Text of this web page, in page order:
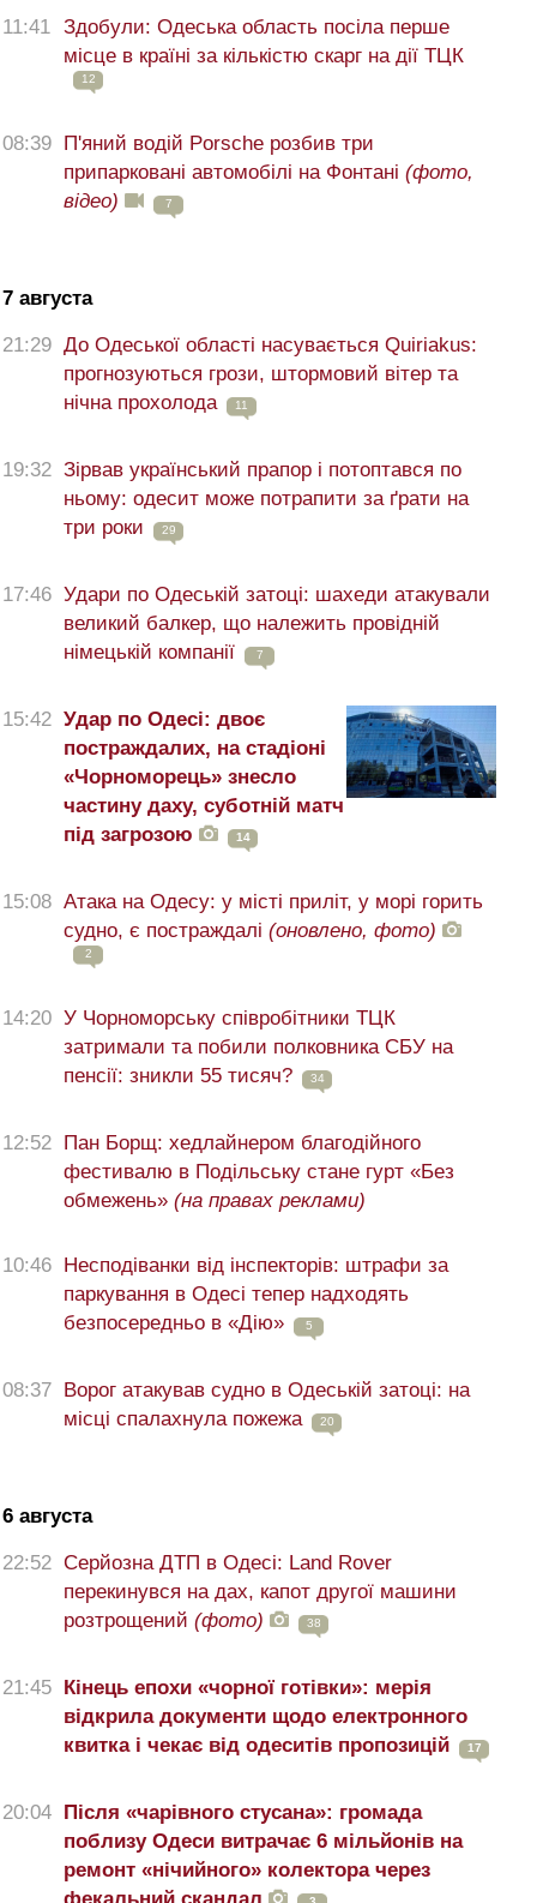
11:41
Здобули: Одеська область посіла перше
місце в країні за кількістю скарг на дії ТЦК
12
08:39 П'яний водій Porsche розбив три
припарковані автомобілі на Фонтані (фото,
відео)
7
7 августа
21:29 До Одеської області насувається Quiriakus:
прогнозуються грози, штормовий вітер та
нічна прохолода
11
19:32 Зірвав український прапор і потоптався по
ньому: одесит може потрапити за ґрати на
три роки
29
17:46 Удари по Одеській затоці: шахеди атакували
великий балкер, що належить провідній
німецькій компанії
7
15:42 Удар по Одесі: двоє
постраждалих, на стадіоні
«Чорноморець» знесло
частину даху, суботній матч
під загрозою
14
15:08 Атака на Одесу: у місті приліт, у морі горить
судно, є постраждалі (оновлено, фото)
2
14:20 У Чорноморську співробітники ТЦК
затримали та побили полковника СБУ на
пенсії: зникли 55 тисяч?
34
12:52 Пан Борщ: хедлайнером благодійного
фестивалю в Подільську стане гурт «Без
обмежень» (на правах реклами)
10:46 Несподіванки від інспекторів: штрафи за
паркування в Одесі тепер надходять
безпосередньо в «Дію»
5
08:37 Ворог атакував судно в Одеській затоці: на
місці спалахнула пожежа
20
6 августа
22:52 Серйозна ДТП в Одесі: Land Rover
перекинувся на дах, капот другої машини
розтрощений (фото) 38
21:45 Кінець епохи «чорної готівки»: мерія
відкрила документи щодо електронного
квитка і чекає від одеситів пропозицій
17
20:04 Після «чарівного стусана»: громада
поблизу Одеси витрачає 6 мільйонів на
ремонт «нічийного» колектора через
фекальний скандал